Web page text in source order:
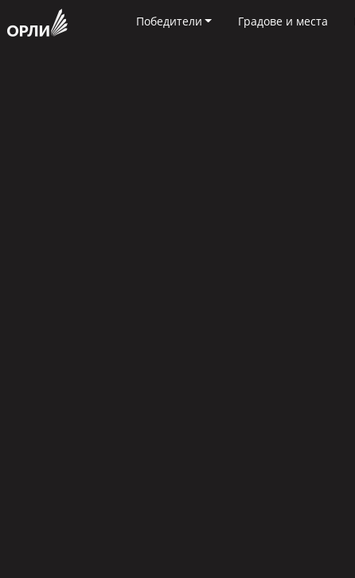
Победители Градове и места